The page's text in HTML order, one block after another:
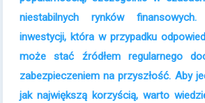
niestabilnych rynków
inwestycji, która w przypadku
może stać źródłem regularnego
zabezpieczeniem na przyszłość. Aby
jak największą korzyścią, warto